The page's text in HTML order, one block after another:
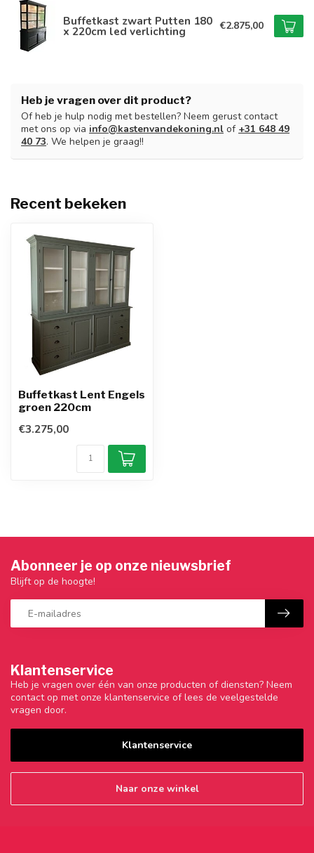
Buffetkast zwart Putten 180
x 220cm led verlichting €2.875,00
Heb je vragen over dit product?
Of heb je hulp nodig met bestellen? Neem gerust contact
met ons op via info@kastenvandekoning.nl of +31 648 49
40 73. We helpen je graag!!
Recent bekeken
Buffetkast Lent Engels
groen 220cm
€3.275,00
Klantenservice
Heb je vragen over één van onze producten of diensten? Neem
contact op met onze klantenservice of lees de veelgestelde
vragen door.
Klantenservice
Naar onze winkel
Abonneer je op onze nieuwsbrief
Blijft op de hoogte!